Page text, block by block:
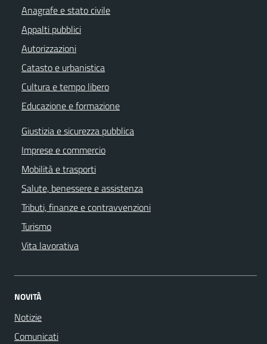
Anagrafe e stato civile
Appalti pubblici
Autorizzazioni
Catasto e urbanistica
Cultura e tempo libero
Educazione e formazione
Giustizia e sicurezza pubblica
Imprese e commercio
Mobilità e trasporti
Salute, benessere e assistenza
Tributi, finanze e contravvenzioni
Turismo
Vita lavorativa
NOVITÀ
Notizie
Comunicati